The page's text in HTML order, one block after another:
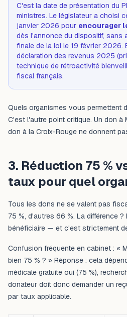
C'est la date de présentation du
ministres. Le législateur a choisi
janvier 2026 pour encourager
dès l'annonce du dispositif, sans
finale de la loi le 19 février 2026.
déclaration des revenus 2025
technique de rétroactivité
fiscal français.
Quels organismes vous permettent
C'est l'autre point critique. Un don à
don à la Croix-Rouge ne donnent
3. Réduction 75 %
taux pour quel
Tous les dons ne se valent pas
75 %, d'autres 66 %. La différence
bénéficiaire — et c'est strictement
Confusion fréquente en cabinet : «
bien 75 % ? » Réponse : cela
médicale gratuite oui (75 %),
donateur doit donc demander un
par taux applicable.